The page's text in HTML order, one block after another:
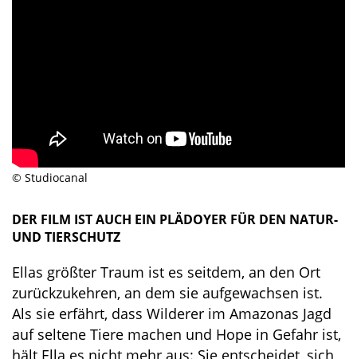
© Studiocanal
DER FILM IST AUCH EIN PLÄDOYER FÜR DEN NATUR-
UND TIERSCHUTZ
Ellas größter Traum ist es seitdem, an den Ort
zurückzukehren, an dem sie aufgewachsen ist.
Als sie erfährt, dass Wilderer im Amazonas Jagd
auf seltene Tiere machen und Hope in Gefahr ist,
hält Ella es nicht mehr aus: Sie entscheidet, sich